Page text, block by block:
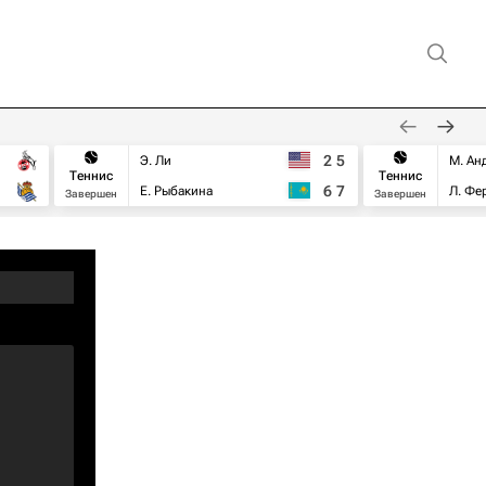
Теннис
Завершен
Э. Ли
Е. Рыбакина
2 5
6 7
Теннис
Завершен
М.
Л.